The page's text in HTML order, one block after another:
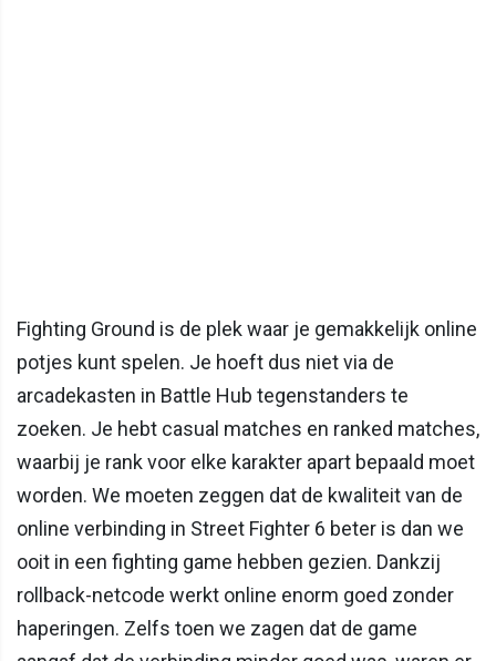
Fighting Ground is de plek waar je gemakkelijk online
potjes kunt spelen. Je hoeft dus niet via de
arcadekasten in Battle Hub tegenstanders te
zoeken. Je hebt casual matches en ranked matches,
waarbij je rank voor elke karakter apart bepaald moet
worden. We moeten zeggen dat de kwaliteit van de
online verbinding in Street Fighter 6 beter is dan we
ooit in een fighting game hebben gezien. Dankzij
rollback-netcode werkt online enorm goed zonder
haperingen. Zelfs toen we zagen dat de game